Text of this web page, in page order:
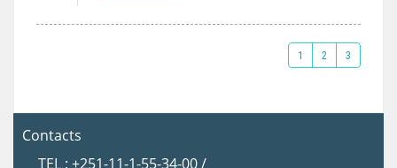
1 2 3
Contacts
TEL : +251-11-1-55-34-00 /